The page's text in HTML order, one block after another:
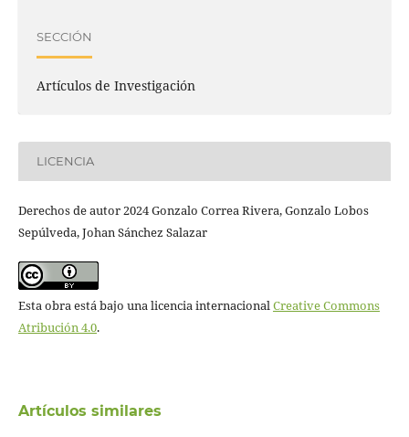
SECCIÓN
Artículos de Investigación
LICENCIA
Derechos de autor 2024 Gonzalo Correa Rivera, Gonzalo Lobos
Sepúlveda, Johan Sánchez Salazar
Esta obra está bajo una licencia internacional Creative Commons
Atribución 4.0.
Artículos similares